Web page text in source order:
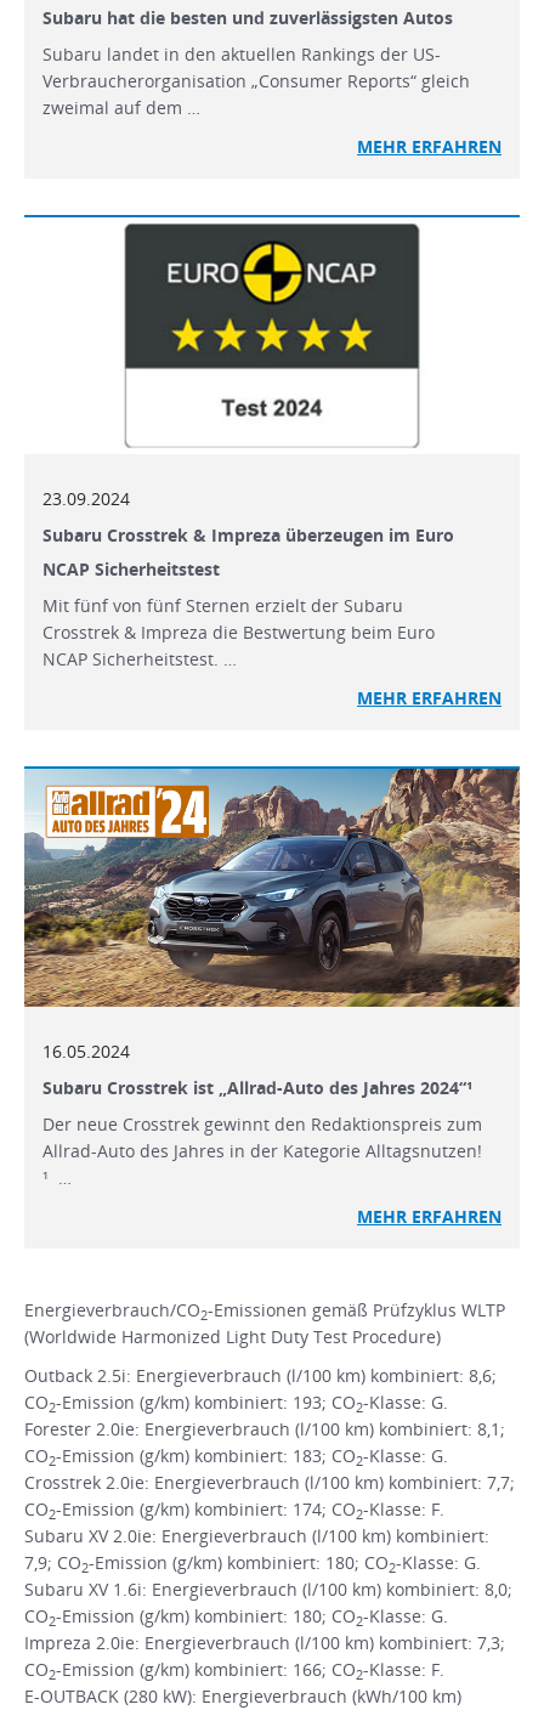
Subaru hat die besten und zuverlässigsten Autos
Subaru landet in den aktuellen Rankings der US-
Verbraucherorganisation „Consumer Reports“ gleich
zweimal auf dem …
MEHR ERFAHREN
23.09.2024
Subaru Crosstrek & Impreza überzeugen im Euro
NCAP Sicherheitstest
Mit fünf von fünf Sternen erzielt der Subaru
Crosstrek & Impreza die Bestwertung beim Euro
NCAP Sicherheitstest. …
MEHR ERFAHREN
16.05.2024
Subaru Crosstrek ist „Allrad-Auto des Jahres 2024“¹
Der neue Crosstrek gewinnt den Redaktionspreis zum
Allrad-Auto des Jahres in der Kategorie Alltagsnutzen!
¹ …
MEHR ERFAHREN
Energieverbrauch/CO2-Emissionen gemäß Prüfzyklus WLTP
(Worldwide Harmonized Light Duty Test Procedure)
Outback 2.5i: Energieverbrauch (l/100 km) kombiniert: 8,6;
CO2-Emission (g/km) kombiniert: 193; CO2-Klasse: G.
Forester 2.0ie: Energieverbrauch (l/100 km) kombiniert: 8,1;
CO2-Emission (g/km) kombiniert: 183; CO2-Klasse: G.
Crosstrek 2.0ie: Energieverbrauch (l/100 km) kombiniert: 7,7;
CO2-Emission (g/km) kombiniert: 174; CO2-Klasse: F.
Subaru XV 2.0ie: Energieverbrauch (l/100 km) kombiniert:
7,9; CO2-Emission (g/km) kombiniert: 180; CO2-Klasse: G.
Subaru XV 1.6i: Energieverbrauch (l/100 km) kombiniert: 8,0;
CO2-Emission (g/km) kombiniert: 180; CO2-Klasse: G.
Impreza 2.0ie: Energieverbrauch (l/100 km) kombiniert: 7,3;
CO2-Emission (g/km) kombiniert: 166; CO2-Klasse: F.
E-OUTBACK (280 kW): Energieverbrauch (kWh/100 km)